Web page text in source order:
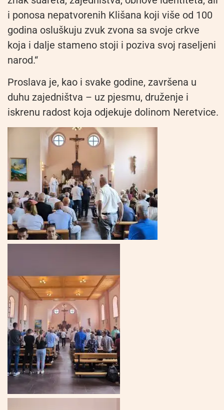
i ponosa nepatvorenih Klišana koji više od 100
godina osluškuju zvuk zvona sa svoje crkve
koja i dalje stameno stoji i poziva svoj raseljeni
narod.“
Proslava je, kao i svake godine, završena u
duhu zajedništva – uz pjesmu, druženje i
iskrenu radost koja odjekuje dolinom Neretvice.